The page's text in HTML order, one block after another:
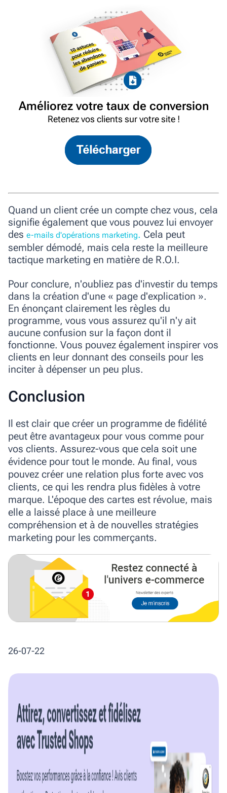
Améliorez votre taux de conversion
Retenez vos clients sur votre site !
Quand un client crée un compte chez vous, cela
signifie également que vous pouvez lui envoyer
des e-mails d'opérations marketing. Cela peut
sembler démodé, mais cela reste la meilleure
tactique marketing en matière de R.O.I.
Pour conclure, n'oubliez pas d'investir du temps
dans la création d'une « page d'explication ».
En énonçant clairement les règles du
programme, vous vous assurez qu'il n'y ait
aucune confusion sur la façon dont il
fonctionne. Vous pouvez également inspirer vos
clients en leur donnant des conseils pour les
inciter à dépenser un peu plus.
Conclusion
Il est clair que créer un programme de fidélité
peut être avantageux pour vous comme pour
vos clients. Assurez-vous que cela soit une
évidence pour tout le monde. Au final, vous
pouvez créer une relation plus forte avec vos
clients, ce qui les rendra plus fidèles à votre
marque. L'époque des cartes est révolue, mais
elle a laissé place à une meilleure
compréhension et à de nouvelles stratégies
marketing pour les commerçants.
26-07-22